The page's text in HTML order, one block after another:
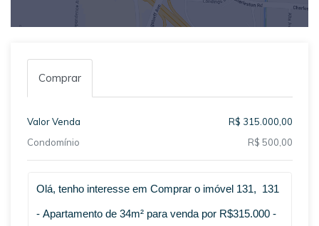
Comprar
Valor Venda
R$ 315.000,00
Condomínio
R$ 500,00